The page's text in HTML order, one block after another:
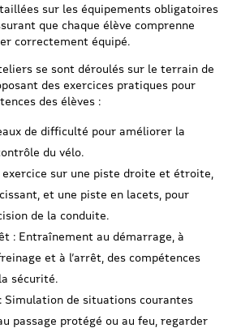
sur les équipements obligatoires
que chaque élève comprenne
correctement équipé.
se sont déroulés sur le terrain de
des exercices pratiques pour
des élèves :
de difficulté pour améliorer la
du vélo.
exercice sur une piste droite et étroite,
et une piste en lacets, pour
de la conduite.
: Entraînement au démarrage, à
et à l’arrêt, des compétences
sécurité.
Simulation de situations courantes
passage protégé ou au feu, regarder